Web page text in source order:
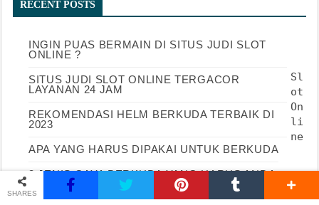
RECENT POSTS
INGIN PUAS BERMAIN DI SITUS JUDI SLOT
ONLINE ?
SITUS JUDI SLOT ONLINE TERGACOR
LAYANAN 24 JAM
REKOMENDASI HELM BERKUDA TERBAIK DI
2023
APA YANG HARUS DIPAKAI UNTUK BERKUDA
3 JENIS GAYA BERKUDA YANG HARUS ANDA
KETAHUI
Sl
ot
On
li
ne
SHARES